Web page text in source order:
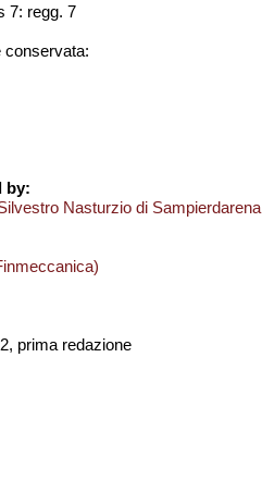
7: regg. 7
conservata:
by:
Nasturzio di Sampierdarena
prima redazione